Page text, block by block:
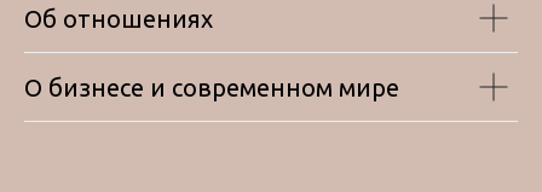
Об отношениях
О бизнесе и современном мире